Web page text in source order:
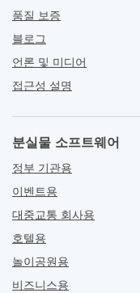
품질 보증
블로그
언론 및 미디어
접근성 설명
분실물 소프트웨어
정부 기관용
이벤트용
대중교통 회사용
호텔용
놀이공원용
비즈니스용